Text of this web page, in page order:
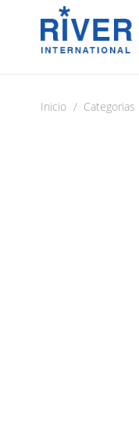
Inicio / Categorias